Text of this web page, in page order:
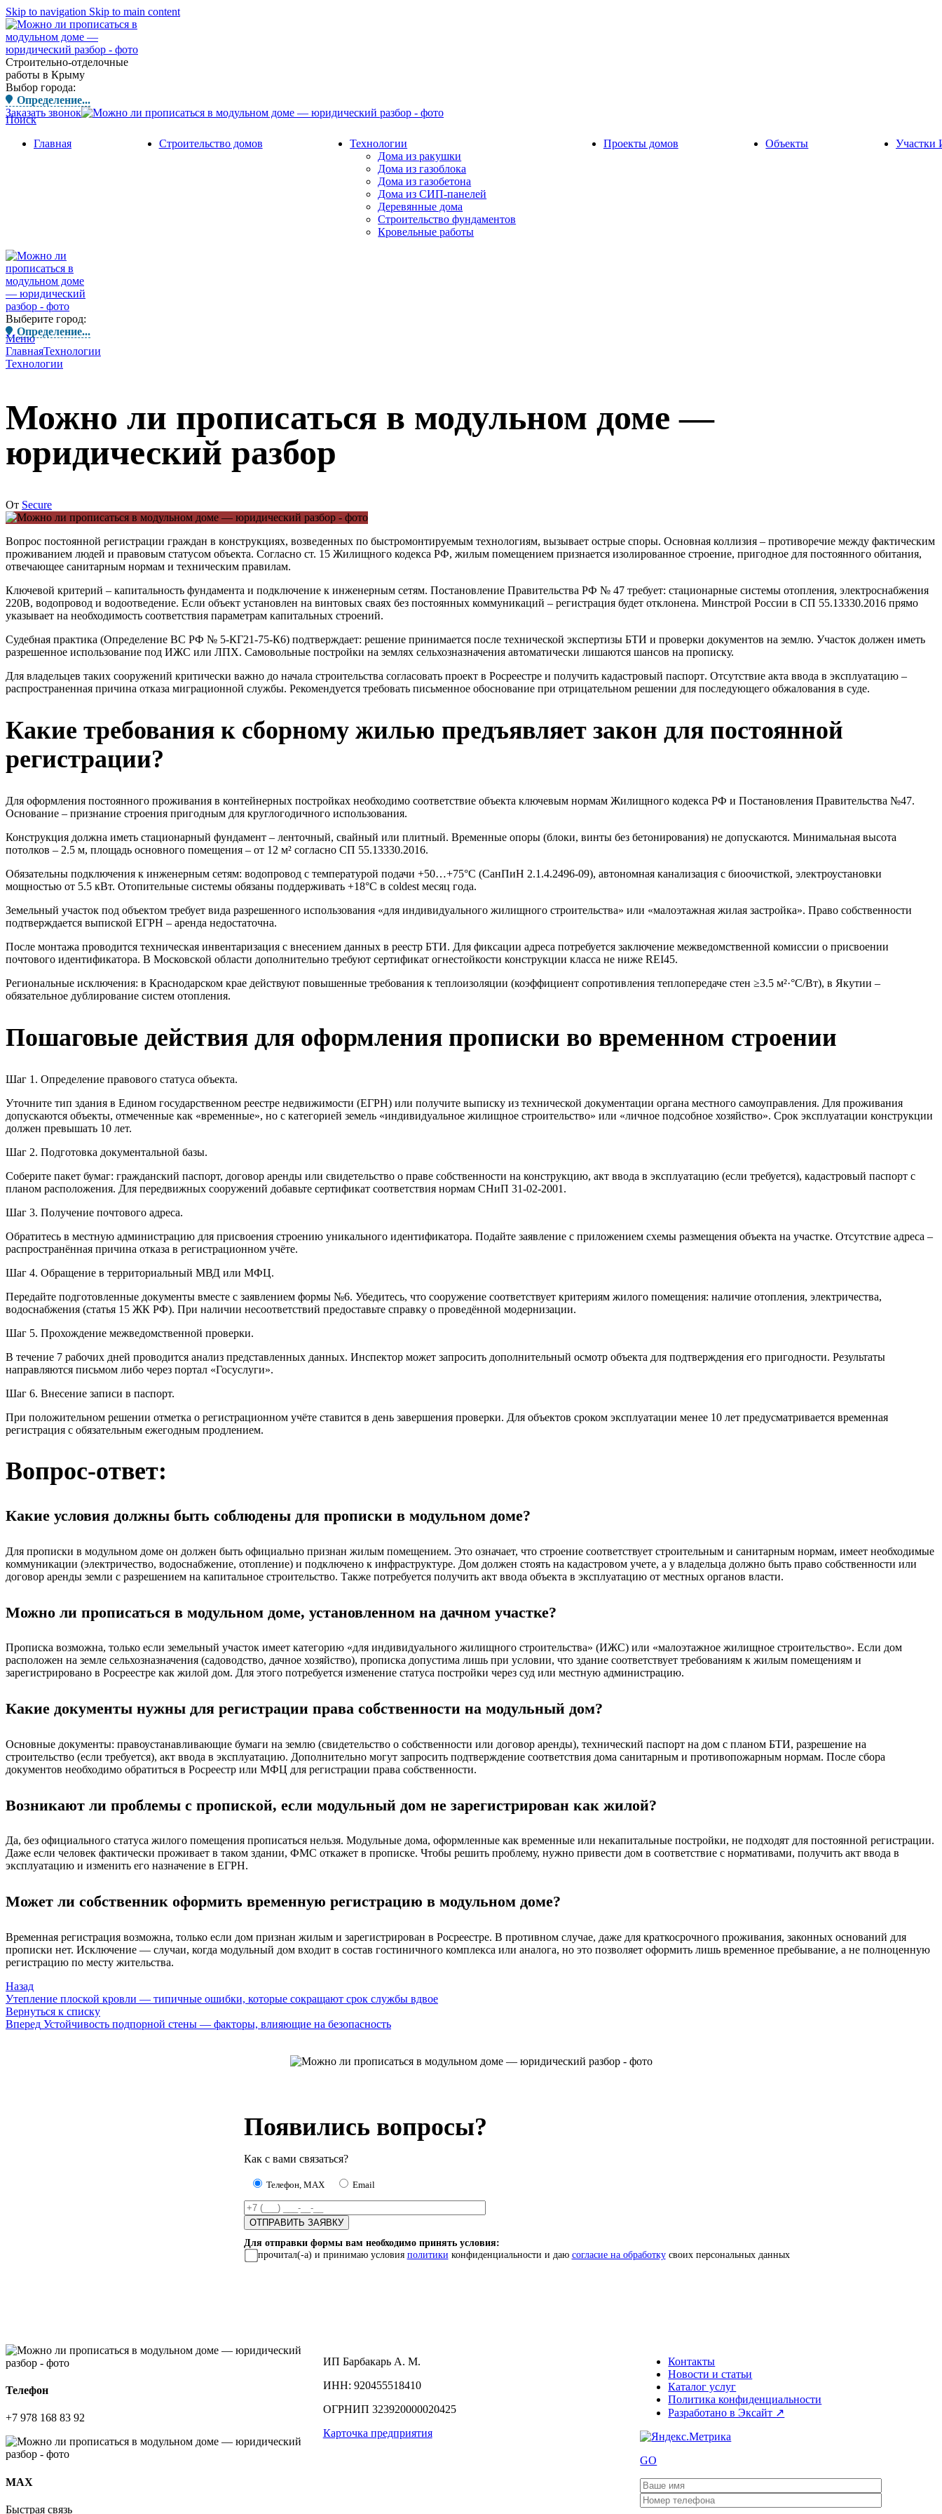
Skip to navigation Skip to main content
Строительно-отделочные
работы в Крыму
Выбор города:
Определение...
Заказать звонок
Поиск
Главная
Строительство домов
Технологии
Дома из ракушки
Дома из газоблока
Дома из газобетона
Дома из СИП-панелей
Деревянные дома
Строительство фундаментов
Кровельные работы
Проекты домов Объекты
Выберите город:
Определение...
Меню
ГлавнаяТехнологии
Технологии
Можно ли прописаться в модульном доме —
юридический разбор
От Secure
Вопрос постоянной регистрации граждан в конструкциях, возведенных по быстромонтируемым технологиям, вызывает острые споры. Основная коллизия – противоречие между фактическим
проживанием людей и правовым статусом объекта. Согласно ст. 15 Жилищного кодекса РФ, жилым помещением признается изолированное строение, пригодное для постоянного обитания,
отвечающее санитарным нормам и техническим правилам.
Ключевой критерий – капитальность фундамента и подключение к инженерным сетям. Постановление Правительства РФ № 47 требует: стационарные системы отопления, электроснабжения
220В, водопровод и водоотведение. Если объект установлен на винтовых сваях без постоянных коммуникаций – регистрация будет отклонена. Минстрой России в СП 55.13330.2016 прямо
указывает на необходимость соответствия параметрам капитальных строений.
Судебная практика (Определение ВС РФ № 5-КГ21-75-К6) подтверждает: решение принимается после технической экспертизы БТИ и проверки документов на землю. Участок должен иметь
разрешенное использование под ИЖС или ЛПХ. Самовольные постройки на землях сельхозназначения автоматически лишаются шансов на прописку.
Для владельцев таких сооружений критически важно до начала строительства согласовать проект в Росреестре и получить кадастровый паспорт. Отсутствие акта ввода в эксплуатацию –
распространенная причина отказа миграционной службы. Рекомендуется требовать письменное обоснование при отрицательном решении для последующего обжалования в суде.
Какие требования к сборному жилью предъявляет закон для постоянной
регистрации?
Для оформления постоянного проживания в контейнерных постройках необходимо соответствие объекта ключевым нормам Жилищного кодекса РФ и Постановления Правительства №47.
Основание – признание строения пригодным для круглогодичного использования.
Конструкция должна иметь стационарный фундамент – ленточный, свайный или плитный. Временные опоры (блоки, винты без бетонирования) не допускаются. Минимальная высота
потолков – 2.5 м, площадь основного помещения – от 12 м² согласно СП 55.13330.2016.
Обязательны подключения к инженерным сетям: водопровод с температурой подачи +50…+75°C (СанПиН 2.1.4.2496-09), автономная канализация с биоочисткой, электроустановки
мощностью от 5.5 кВт. Отопительные системы обязаны поддерживать +18°C в coldest месяц года.
Земельный участок под объектом требует вида разрешенного использования «для индивидуального жилищного строительства» или «малоэтажная жилая застройка». Право собственности
подтверждается выпиской ЕГРН – аренда недостаточна.
После монтажа проводится техническая инвентаризация с внесением данных в реестр БТИ. Для фиксации адреса потребуется заключение межведомственной комиссии о присвоении
почтового идентификатора. В Московской области дополнительно требуют сертификат огнестойкости конструкции класса не ниже REI45.
Региональные исключения: в Краснодарском крае действуют повышенные требования к теплоизоляции (коэффициент сопротивления теплопередаче стен ≥3.5 м²·°C/Вт), в Якутии –
обязательное дублирование систем отопления.
Пошаговые действия для оформления прописки во временном строении
Шаг 1. Определение правового статуса объекта.
Уточните тип здания в Едином государственном реестре недвижимости (ЕГРН) или получите выписку из технической документации органа местного самоуправления. Для проживания
допускаются объекты, отмеченные как «временные», но с категорией земель «индивидуальное жилищное строительство» или «личное подсобное хозяйство». Срок эксплуатации конструкции
должен превышать 10 лет.
Шаг 2. Подготовка документальной базы.
Соберите пакет бумаг: гражданский паспорт, договор аренды или свидетельство о праве собственности на конструкцию, акт ввода в эксплуатацию (если требуется), кадастровый паспорт с
планом расположения. Для передвижных сооружений добавьте сертификат соответствия нормам СНиП 31-02-2001.
Шаг 3. Получение почтового адреса.
Обратитесь в местную администрацию для присвоения строению уникального идентификатора. Подайте заявление с приложением схемы размещения объекта на участке. Отсутствие адреса –
распространённая причина отказа в регистрационном учёте.
Шаг 4. Обращение в территориальный МВД или МФЦ.
Передайте подготовленные документы вместе с заявлением формы №6. Убедитесь, что сооружение соответствует критериям жилого помещения: наличие отопления, электричества,
водоснабжения (статья 15 ЖК РФ). При наличии несоответствий предоставьте справку о проведённой модернизации.
Шаг 5. Прохождение межведомственной проверки.
В течение 7 рабочих дней проводится анализ представленных данных. Инспектор может запросить дополнительный осмотр объекта для подтверждения его пригодности. Результаты
направляются письмом либо через портал «Госуслуги».
Шаг 6. Внесение записи в паспорт.
При положительном решении отметка о регистрационном учёте ставится в день завершения проверки. Для объектов сроком эксплуатации менее 10 лет предусматривается временная
регистрация с обязательным ежегодным продлением.
Вопрос-ответ:
Какие условия должны быть соблюдены для прописки в модульном доме?
Для прописки в модульном доме он должен быть официально признан жилым помещением. Это означает, что строение соответствует строительным и санитарным нормам, имеет необходимые
коммуникации (электричество, водоснабжение, отопление) и подключено к инфраструктуре. Дом должен стоять на кадастровом учете, а у владельца должно быть право собственности или
договор аренды земли с разрешением на капитальное строительство. Также потребуется получить акт ввода объекта в эксплуатацию от местных органов власти.
Можно ли прописаться в модульном доме, установленном на дачном участке?
Прописка возможна, только если земельный участок имеет категорию «для индивидуального жилищного строительства» (ИЖС) или «малоэтажное жилищное строительство». Если дом
расположен на земле сельхозназначения (садоводство, дачное хозяйство), прописка допустима лишь при условии, что здание соответствует требованиям к жилым помещениям и
зарегистрировано в Росреестре как жилой дом. Для этого потребуется изменение статуса постройки через суд или местную администрацию.
Какие документы нужны для регистрации права собственности на модульный дом?
Основные документы: правоустанавливающие бумаги на землю (свидетельство о собственности или договор аренды), технический паспорт на дом с планом БТИ, разрешение на
строительство (если требуется), акт ввода в эксплуатацию. Дополнительно могут запросить подтверждение соответствия дома санитарным и противопожарным нормам. После сбора
документов необходимо обратиться в Росреестр или МФЦ для регистрации права собственности.
Возникают ли проблемы с пропиской, если модульный дом не зарегистрирован как жилой?
Да, без официального статуса жилого помещения прописаться нельзя. Модульные дома, оформленные как временные или некапитальные постройки, не подходят для постоянной регистрации.
Даже если человек фактически проживает в таком здании, ФМС откажет в прописке. Чтобы решить проблему, нужно привести дом в соответствие с нормативами, получить акт ввода в
эксплуатацию и изменить его назначение в ЕГРН.
Может ли собственник оформить временную регистрацию в модульном доме?
Временная регистрация возможна, только если дом признан жилым и зарегистрирован в Росреестре. В противном случае, даже для краткосрочного проживания, законных оснований для
прописки нет. Исключение — случаи, когда модульный дом входит в состав гостиничного комплекса или аналога, но это позволяет оформить лишь временное пребывание, а не полноценную
регистрацию по месту жительства.
Назад
Утепление плоской кровли — типичные ошибки, которые сокращают срок службы вдвое
Вернуться к списку
Вперед Устойчивость подпорной стены — факторы, влияющие на безопасность
Появились вопросы?
Как с вами связаться?
Телефон, MAX Email
Для отправки формы вам необходимо принять условия:
прочитал(-а) и принимаю условия политики конфиденциальности и даю согласие на обработкусвоих персональных данных
Телефон
+7 978 168 83 92
МАХ
Быстрая связь
ИП Барбакарь А. М.
ИНН: 920455518410
ОГРНИП 323920000020425
Карточка предприятия
Контакты
Новости и статьи
Каталог услуг
Политика конфиденциальности
Разработано в Эксайт ↗
GO